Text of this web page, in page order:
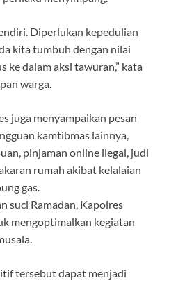
Diperlukan kepedulian
kita tumbuh dengan nilai
ke dalam aksi tawuran,” kata
warga.
juga menyampaikan pesan
kamtibmas lainnya,
pinjaman online ilegal, judi
rumah akibat kelalaian
gas.
suci Ramadan, Kapolres
mengoptimalkan kegiatan
tersebut dapat menjadi